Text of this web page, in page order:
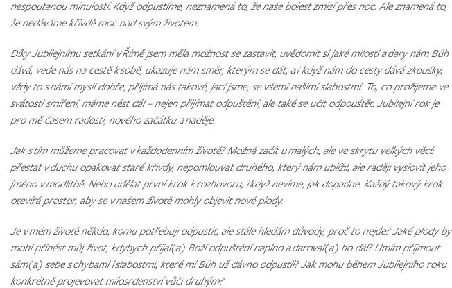
nespoutanou minulostí. Když odpustíme, neznamená to, že naše bolest zmizí přes noc. Ale znamená to,
že nedáváme křivdě moc nad svým životem.
Díky Jubilejnímu setkání v Římě jsem měla možnost se zastavit, uvědomit si jaké milosti a dary nám Bůh
dává, vede nás na cestě k sobě, ukazuje nám směr, kterým se dát, a i když nám do cesty dává zkoušky,
vždy to s námi myslí dobře, přijímá nás takové, jací jsme, se všemi našimi slabostmi. To, co prožijeme ve
svátosti smíření, máme nést dál – nejen přijímat odpuštění, ale také se učit odpouštět. Jubilejní rok je
pro mě časem radosti, nového začátku a naděje.
Jak s tím můžeme pracovat v každodenním životě? Možná začít u malých, ale ve skrytu velkých věcí:
přestat v duchu opakovat staré křivdy, nepomlouvat druhého, který nám ublížil, ale raději vyslovit jeho
jméno v modlitbě. Nebo udělat první krok k rozhovoru, i když nevíme, jak dopadne. Každý takový krok
otevírá prostor, aby se v našem životě mohly objevit nové plody.
Je v mém životě někdo, komu potřebuji odpustit, ale stále hledám důvody, proč to nejde? Jaké plody by
mohl přinést můj život, kdybych přijal(a) Boží odpuštění naplno a daroval(a) ho dál? Umím přijmout
sám(a) sebe s chybami i slabostmi, které mi Bůh už dávno odpustil? Jak mohu během Jubilejního roku
konkrétně projevovat milosrdenství vůči druhým?